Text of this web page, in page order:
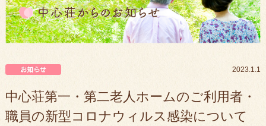
2023.1.1
中心荘第一・第二老人ホームのご利用者・
職員の新型コロナウィルス感染について